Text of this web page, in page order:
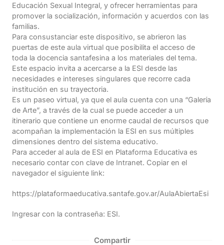
Educación Sexual Integral, y ofrecer herramientas para
promover la socialización, información y acuerdos con las
familias.
Para consustanciar este dispositivo, se abrieron las
puertas de este aula virtual que posibilita el acceso de
toda la docencia santafesina a los materiales del tema.
Este espacio invita a acercarse a la ESI desde las
necesidades e intereses singulares que recorre cada
institución en su trayectoria.
Es un paseo virtual, ya que el aula cuenta con una “Galería
de Arte”, a través de la cual se puede acceder a un
itinerario que contiene un enorme caudal de recursos que
acompañan la implementación la ESI en sus múltiples
dimensiones dentro del sistema educativo.
Para acceder al aula de ESI en Plataforma Educativa es
necesario contar con clave de Intranet. Copiar en el
navegador el siguiente link:
https://plataformaeducativa.santafe.gov.ar/AulaAbiertaEsi
Ingresar con la contraseña: ESI.
Compartir